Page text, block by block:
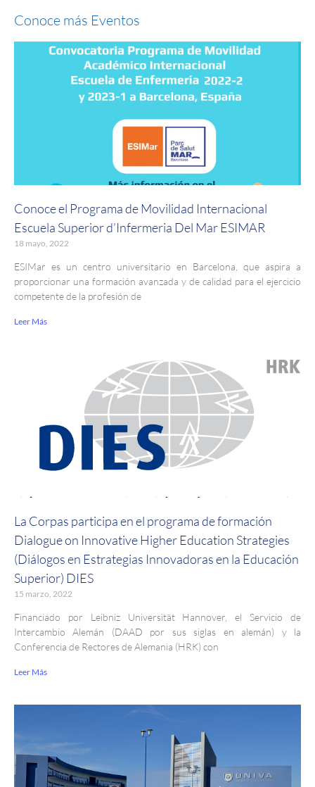
Conoce más Eventos
Conoce el Programa de Movilidad Internacional
Escuela Superior d’Infermeria Del Mar ESIMAR
18 mayo, 2022
ESIMar es un centro universitario en Barcelona, que aspira a
proporcionar una formación avanzada y de calidad para el ejercicio
competente de la profesión de
Leer Más
La Corpas participa en el programa de formación
Dialogue on Innovative Higher Education Strategies
(Diálogos en Estrategias Innovadoras en la Educación
Superior) DIES
15 marzo, 2022
Financiado por Leibniz Universität Hannover, el Servicio de
Intercambio Alemán (DAAD por sus siglas en alemán) y la
Conferencia de Rectores de Alemania (HRK) con
Leer Más